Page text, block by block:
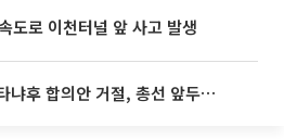
도로 이천터널 앞 사고 발생
합의안 거절, 총선 앞두고 시간 끌기”